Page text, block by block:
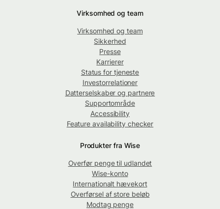
Virksomhed og team
Virksomhed og team
Sikkerhed
Presse
Karrierer
Status for tjeneste
Investorrelationer
Datterselskaber og partnere
Supportområde
Accessibility
Feature availability checker
Produkter fra Wise
Overfør penge til udlandet
Wise-konto
Internationalt hævekort
Overførsel af store beløb
Modtag penge